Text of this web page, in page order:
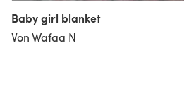
Baby girl blanket
Von Wafaa N